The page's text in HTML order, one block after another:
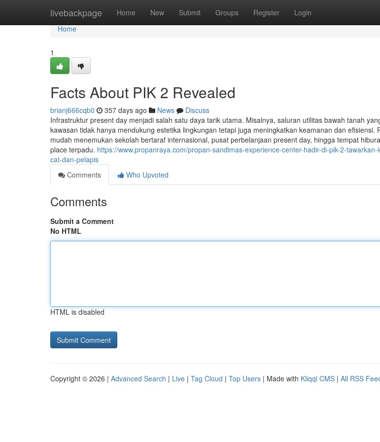
livebackpage Home New Submit Groups Register Login
Home
Home
1
Facts About PIK 2 Revealed
brianj666cqb0 357 days ago News
Discuss
Infrastruktur present day menjadi salah satu daya tarik utama. Misalnya, saluran utilitas bawah tanah
kawasan tidak hanya mendukung estetika lingkungan tetapi juga meningkatkan keamanan dan efisiensi.
mudah menemukan sekolah bertaraf internasional, pusat perbelanjaan present day, hingga tempat
place terpadu. https://www.propanraya.com/propan-sandimas-experience-center-hadir-di-pik-2-
cat-dan-pelapis
Comments
Who Upvoted
Comments
Submit a Comment
No HTML
HTML is disabled
Copyright © 2026 | Advanced Search | Live | Tag Cloud | Top Users | Made with Kliqqi CMS | All RSS